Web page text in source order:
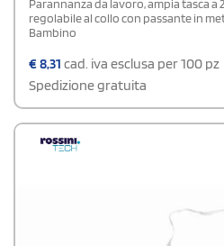
Parannanza da lavoro, ampia tasca a
regolabile al collo con passante in
Bambino
€8,31 cad. iva esclusa per 100 pz
Spedizione gratuita